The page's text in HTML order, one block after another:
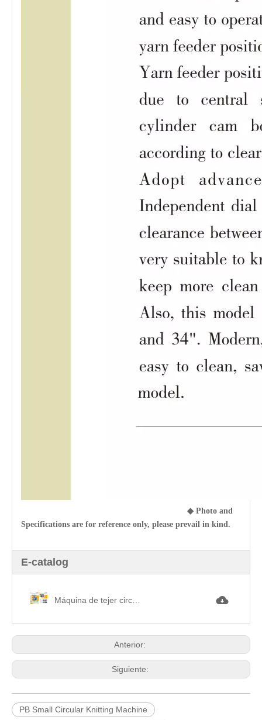
◆ Photo and
Specifications are for reference only, please prevail in kind.
E-catalog
Anterior:
Siguiente:
PB Small Circular Knitting Machine